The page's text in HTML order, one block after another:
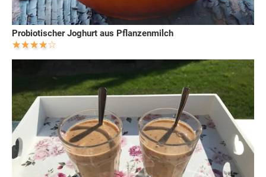
Probiotischer Joghurt aus Pflanzenmilch